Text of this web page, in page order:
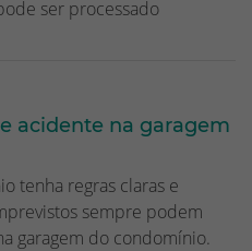
ser processado
acidente na garagem
tenha regras claras e
sempre podem
garagem do condomínio.